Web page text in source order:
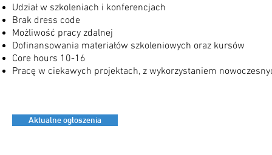
Udział w szkoleniach i konferencjach
Brak dress code
Możliwość pracy zdalnej
Dofinansowania materiałów szkoleniowych oraz kursów
Core hours 10-16
Pracę w ciekawych projektach, z wykorzystaniem
Aktualne ogłoszenia